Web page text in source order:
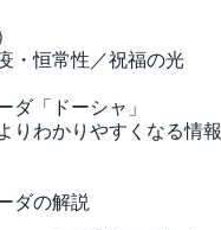
・恒常性／祝福の光
ダ「ドーシャ」
りわかりやすくなる情報
ダの解説